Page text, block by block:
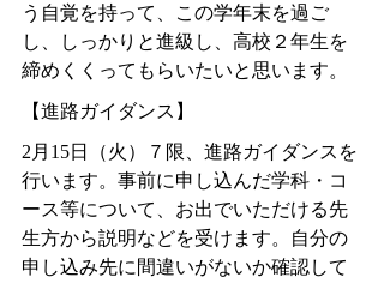
う自覚を持って、この学年末を過ご
し、しっかりと進級し、高校２年生を
締めくくってもらいたいと思います。
【進路ガイダンス】
2月15日（火）７限、進路ガイダンスを
行います。事前に申し込んだ学科・コ
ース等について、お出でいただける先
生方から説明などを受けます。自分の
申し込み先に間違いがないか確認して